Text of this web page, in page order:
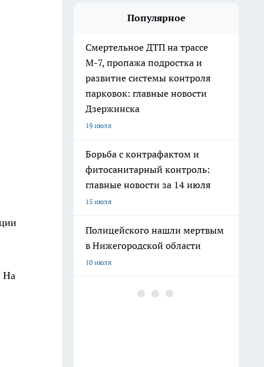
На
Популярное
Смертельное ДТП на трассе
М-7, пропажа подростка и
развитие системы контроля
парковок: главные новости
Дзержинска
19 июля
Борьба с контрафактом и
фитосанитарный контроль:
главные новости за 14 июля
15 июля
Полицейского нашли мертвым
в Нижегородской области
10 июля